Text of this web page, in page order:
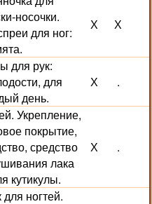
носочки.
для ног:
Х Х
для рук:
для
день.
Х .
Укрепление,
покрытие,
средство
лака
кутикулы.
Х .
ногтей.